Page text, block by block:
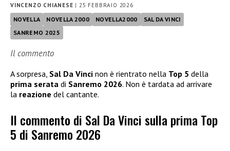
VINCENZO CHIANESE |25 FEBBRAIO 2026
NOVELLA NOVELLA 2000 NOVELLA2000
SAL DA VINCI
SANREMO 2025
Il commento
A sorpresa, Sal Da Vinci non è rientrato nella Top 5 della
prima serata di Sanremo 2026. Non è tardata ad arrivare
la reazione del cantante.
Il commento di Sal Da Vinci sulla prima Top
5 di Sanremo 2026